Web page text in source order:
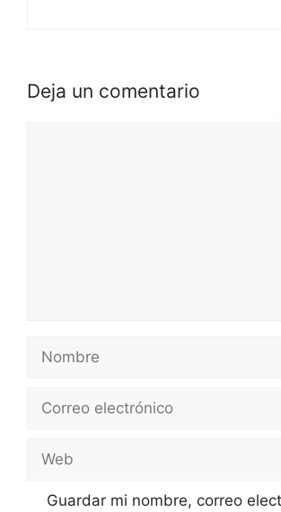
Deja un comentario
electrónico
Guardar mi nombre, correo